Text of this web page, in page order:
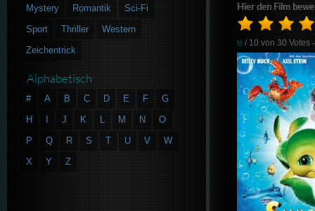
Hier den Film
8 / 10 von30 Votes
Mystery
Romantik
Sci-Fi
Sport
Thriller
Western
Zeichentrick
Alphabetisch
# A B C D E F
G
H
J K L M N
O
P
Q R S T U V
W
X
Y Z